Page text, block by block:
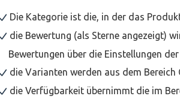
Die Kategorie ist die, in der das
die Bewertung (als Sterne angezeigt)
Bewertungen über die Einstellungen
die Varianten werden aus dem
die Verfügbarkeit übernimmt die im